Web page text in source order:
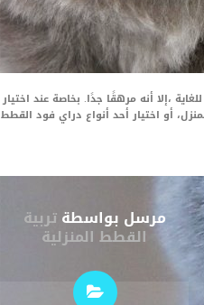
،إلا أنه مرهقًا جدًا. بخاصة عند اختيار
أو اختيار أحد أنواع دراي فود القطط
مرسل بواسطةتربية
القطط المنزلية